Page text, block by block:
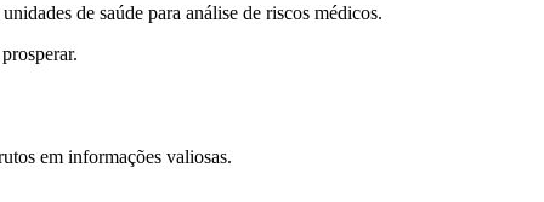
de saúde para análise de riscos médicos.
em informações valiosas.